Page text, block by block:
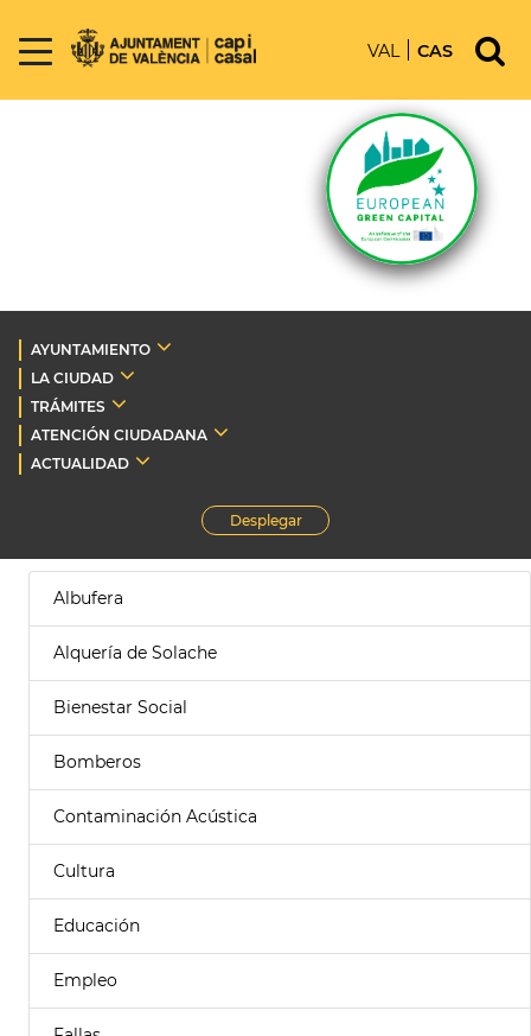
VAL CAS
AYUNTAMIENTO
LA CIUDAD
TRÁMITES
ATENCIÓN CIUDADANA
ACTUALIDAD
Desplegar
Albufera
Alquería de Solache
Bienestar Social
Bomberos
Contaminación Acústica
Cultura
Educación
Empleo